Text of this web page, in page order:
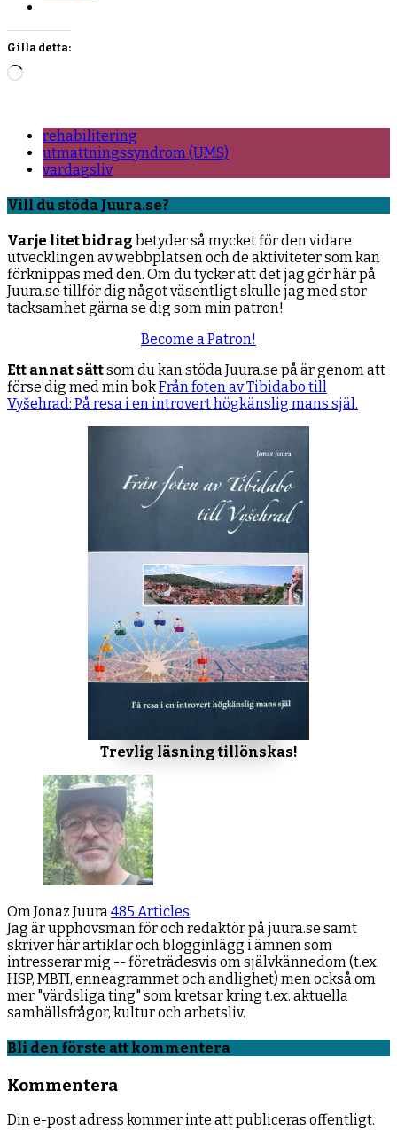
Gilla detta:
Laddar
rehabilitering
utmattningssyndrom (UMS)
vardagsliv
Vill du stöda Juura.se?
Varje litet bidrag betyder så mycket för den vidare
utvecklingen av webbplatsen och de aktiviteter som kan
förknippas med den. Om du tycker att det jag gör här på
Juura.se tillför dig något väsentligt skulle jag med stor
tacksamhet gärna se dig som min patron!
Become a Patron!
Ett annat sättsom du kan stöda Juura.se på är genom att
förse dig med min bokFrån foten av Tibidabo till
Vyšehrad: På resa i en introvert högkänslig mans själ.
Trevlig läsning tillönskas!
Om Jonaz Juura485 Articles
Jag är upphovsman för och redaktör på juura.se samt
skriver här artiklar och blogginlägg i ämnen som
intresserar mig -- företrädesvis om självkännedom (t.ex.
HSP, MBTI, enneagrammet och andlighet) men också om
mer "värdsliga ting" som kretsar kring t.ex. aktuella
samhällsfrågor, kultur och arbetsliv.
Bli den förste att kommentera
Kommentera
Din e-post adress kommer inte att publiceras offentligt.